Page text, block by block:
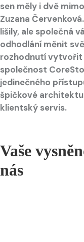
sen měly i dvě
Zuzana
lišily, ale společná
odhodlání měnit
rozhodnutí vytvořit
společnost
jedinečného
špičkové
klientský servis.
Vaše
nás